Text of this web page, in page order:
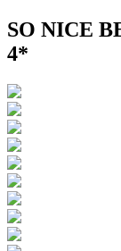
SO NICE
4*